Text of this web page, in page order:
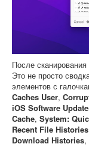
После
Это не просто
элементов с
Caches User,
iOS Software
Cache, System:
Recent File Histories
Download Histories,